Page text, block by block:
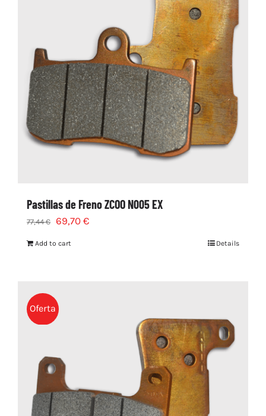
Pastillas de Freno ZCOO N005 EX
77,44€ 69,70 €
Add to cart Details
Oferta